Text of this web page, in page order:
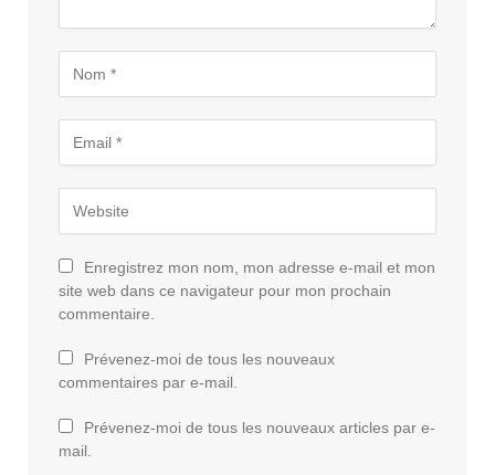
Enregistrez mon nom, mon adresse e-mail et mon
site web dans ce navigateur pour mon prochain
commentaire.
Prévenez-moi de tous les nouveaux
commentaires par e-mail.
Prévenez-moi de tous les nouveaux articles par e-
mail.